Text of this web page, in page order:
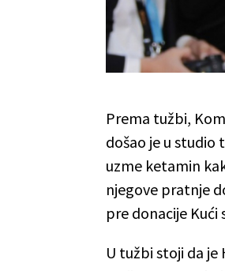
Prema tužbi,
došao je u studio
uzme ketamin
njegove pratnje
pre donacije
U tužbi stoji da